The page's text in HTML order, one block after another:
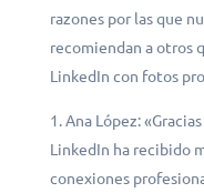
razones por las que
recomiendan a otros
LinkedIn con fotos
Ana López:
LinkedIn ha recibido
conexiones